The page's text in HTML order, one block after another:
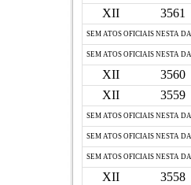
XII
3561
SEM ATOS OFICIAIS NESTA
SEM ATOS OFICIAIS NESTA
XII
3560
XII
3559
SEM ATOS OFICIAIS NESTA
SEM ATOS OFICIAIS NESTA
SEM ATOS OFICIAIS NESTA
XII 3558